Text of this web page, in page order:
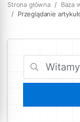
Strona główna
Baza
Przeglądanie